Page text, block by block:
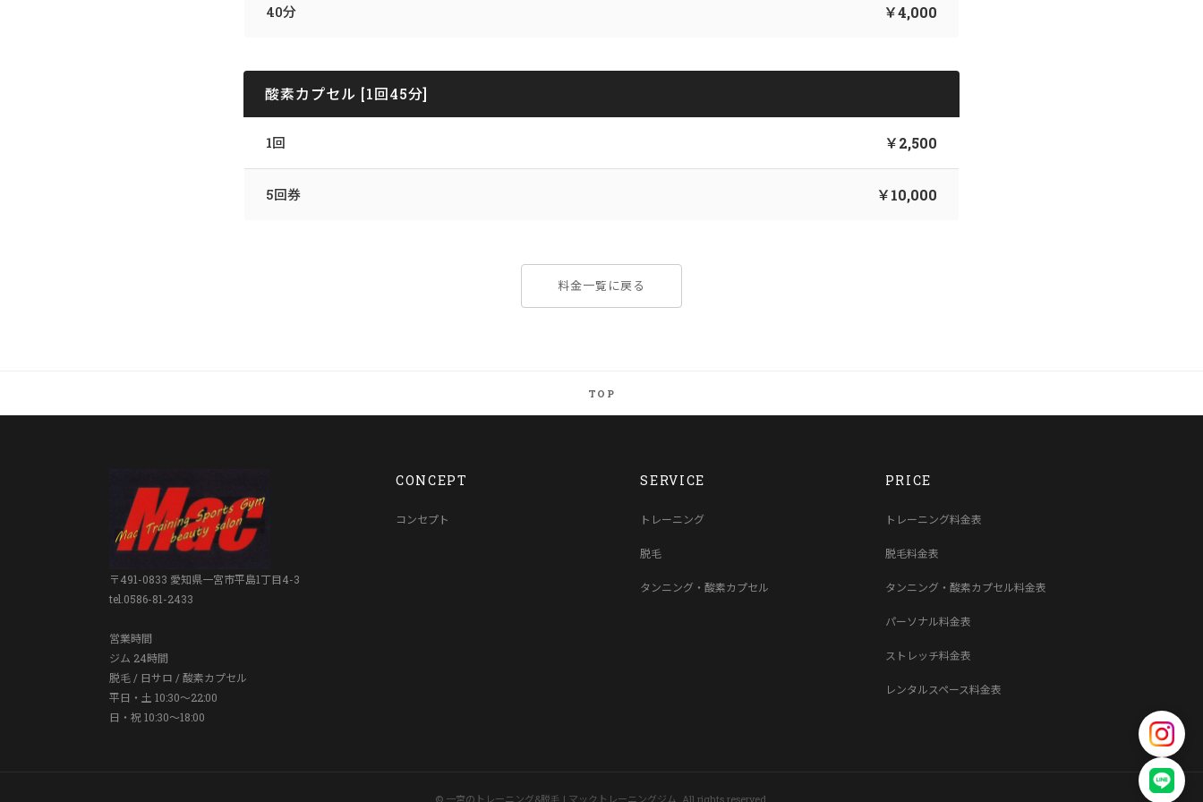
40分 ￥4,000
酸素カプセル [1回45分]
1回 ￥2,500
5回券 ￥10,000
料金一覧に戻る
TOP
〒491-0833 愛知県一宮市平島1丁目4-3
tel.0586-81-2433
営業時間
ジム 24時間
脱毛 / 日サロ / 酸素カプセル
平日・土 10:30〜22:00
日・祝 10:30〜18:00
CONCEPT
コンセプト
SERVICE
トレーニング
脱毛
タンニング・酸素カプセル
PRICE
トレーニング料金表
脱毛料金表
タンニング・酸素カプセル料金表
パーソナル料金表
ストレッチ料金表
レンタルスペース料金表
© 一宮のトレーニング&脱毛 | マックトレーニングジム. All rights reserved.